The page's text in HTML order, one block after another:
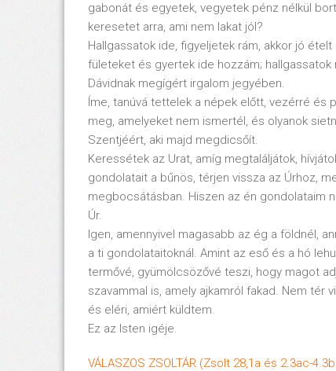
gabonát és egyetek, vegyetek pénz nélkül
keresetet arra, ami nem lakat jól?
Hallgassatok ide, figyeljetek rám, akkor jó
fületeket és gyertek ide hozzám;
Dávidnak megígért irgalom jegyében.
Íme, tanúvá tettelek a népek előtt, vezérré és
meg, amelyeket nem ismertél, és olyanok
Szentjéért, aki majd megdicsőít.
Keressétek az Urat, amíg megtaláljátok,
gondolatait a bűnös, térjen vissza az Úrhoz,
megbocsátásban. Hiszen az én gondolataim
Úr.
Igen, amennyivel magasabb az ég a földnél,
a ti gondolataitoknál. Amint az eső és a hó
termővé, gyümölcsözővé teszi, hogy magot
szavammal is, amely ajkamról fakad. Nem tér
és eléri, amiért küldtem.
Ez az Isten igéje.
VÁLASZOS ZSOLTÁR (Zsolt 28,1a és 2.3ac-